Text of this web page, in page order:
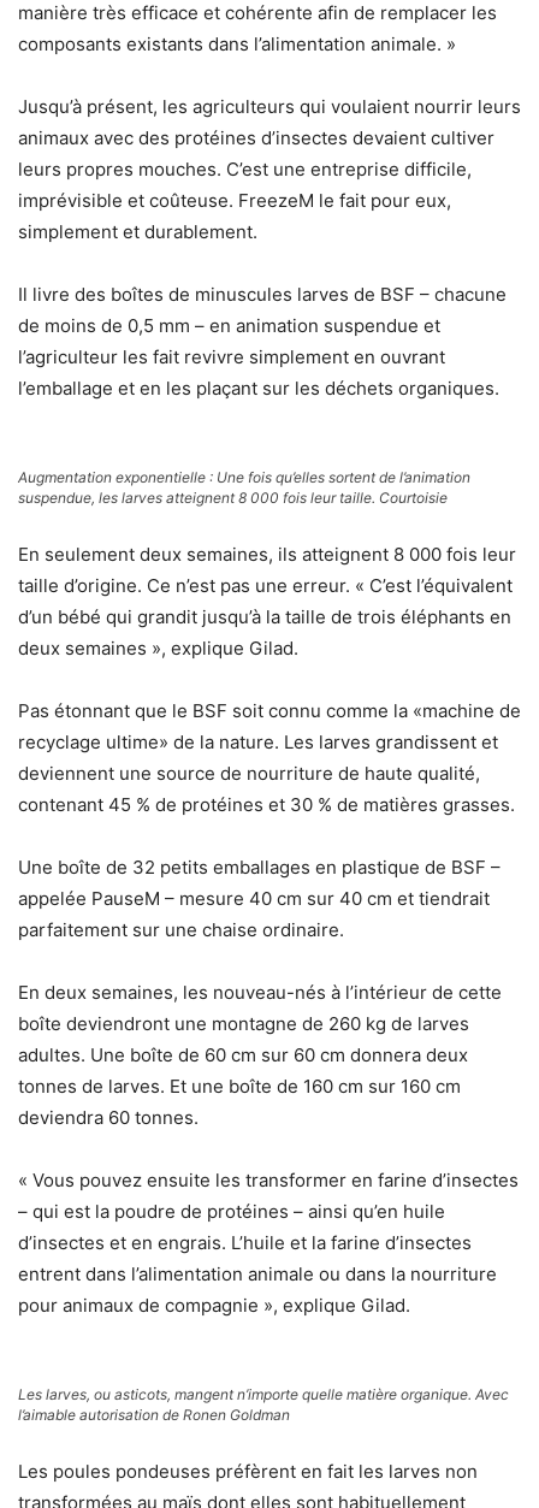
manière très efficace et cohérente afin de remplacer les
composants existants dans l’alimentation animale. »
Jusqu’à présent, les agriculteurs qui voulaient nourrir leurs
animaux avec des protéines d’insectes devaient cultiver
leurs propres mouches. C’est une entreprise difficile,
imprévisible et coûteuse. FreezeM le fait pour eux,
simplement et durablement.
Il livre des boîtes de minuscules larves de BSF – chacune
de moins de 0,5 mm – en animation suspendue et
l’agriculteur les fait revivre simplement en ouvrant
l’emballage et en les plaçant sur les déchets organiques.
Augmentation exponentielle : Une fois qu’elles sortent de l’animation
suspendue, les larves atteignent 8 000 fois leur taille. Courtoisie
En seulement deux semaines, ils atteignent 8 000 fois leur
taille d’origine. Ce n’est pas une erreur. « C’est l’équivalent
d’un bébé qui grandit jusqu’à la taille de trois éléphants en
deux semaines », explique Gilad.
Pas étonnant que le BSF soit connu comme la «machine de
recyclage ultime» de la nature. Les larves grandissent et
deviennent une source de nourriture de haute qualité,
contenant 45 % de protéines et 30 % de matières grasses.
Une boîte de 32 petits emballages en plastique de BSF –
appelée PauseM – mesure 40 cm sur 40 cm et tiendrait
parfaitement sur une chaise ordinaire.
En deux semaines, les nouveau-nés à l’intérieur de cette
boîte deviendront une montagne de 260 kg de larves
adultes. Une boîte de 60 cm sur 60 cm donnera deux
tonnes de larves. Et une boîte de 160 cm sur 160 cm
deviendra 60 tonnes.
« Vous pouvez ensuite les transformer en farine d’insectes
– qui est la poudre de protéines – ainsi qu’en huile
d’insectes et en engrais. L’huile et la farine d’insectes
entrent dans l’alimentation animale ou dans la nourriture
pour animaux de compagnie », explique Gilad.
Les larves, ou asticots, mangent n’importe quelle matière organique. Avec
l’aimable autorisation de Ronen Goldman
Les poules pondeuses préfèrent en fait les larves non
transformées au maïs dont elles sont habituellement